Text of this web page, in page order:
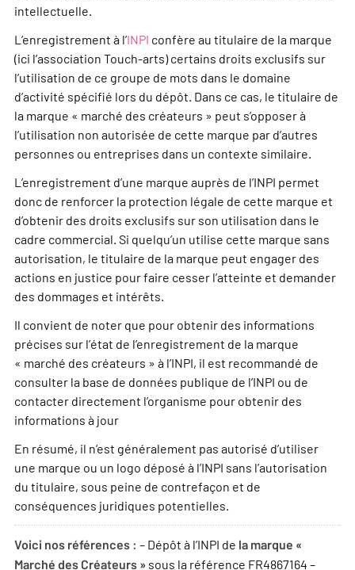
intellectuelle.
L’enregistrement à l’INPI confère au titulaire de la marque
(ici l’association Touch-arts) certains droits exclusifs sur
l’utilisation de ce groupe de mots dans le domaine
d’activité spécifié lors du dépôt. Dans ce cas, le titulaire de
la marque « marché des créateurs » peut s’opposer à
l’utilisation non autorisée de cette marque par d’autres
personnes ou entreprises dans un contexte similaire.
L’enregistrement d’une marque auprès de l’INPI permet
donc de renforcer la protection légale de cette marque et
d’obtenir des droits exclusifs sur son utilisation dans le
cadre commercial. Si quelqu’un utilise cette marque sans
autorisation, le titulaire de la marque peut engager des
actions en justice pour faire cesser l’atteinte et demander
des dommages et intérêts.
Il convient de noter que pour obtenir des informations
précises sur l’état de l’enregistrement de la marque
« marché des créateurs » à l’INPI, il est recommandé de
consulter la base de données publique de l’INPI ou de
contacter directement l’organisme pour obtenir des
informations à jour
En résumé, il n’est généralement pas autorisé d’utiliser
une marque ou un logo déposé à l’INPI sans l’autorisation
du titulaire, sous peine de contrefaçon et de
conséquences juridiques potentielles.
Voici nos références : – Dépôt à l’INPI de la marque «
Marché des Créateurs » sous la référence FR4867164 –